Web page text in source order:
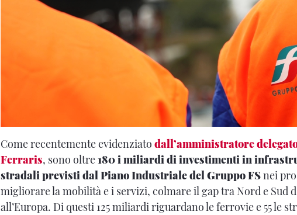
Come recentemente evidenziato dall’amministratore
Ferraris, sono oltre180 i miliardi di investimenti in
stradali previsti dal Piano Industriale del Gruppo FSnei
migliorare la mobilità e i servizi, colmare il gap tra Nord e Sud
all’Europa. Di questi 125 miliardi riguardano le ferrovie e 55 le